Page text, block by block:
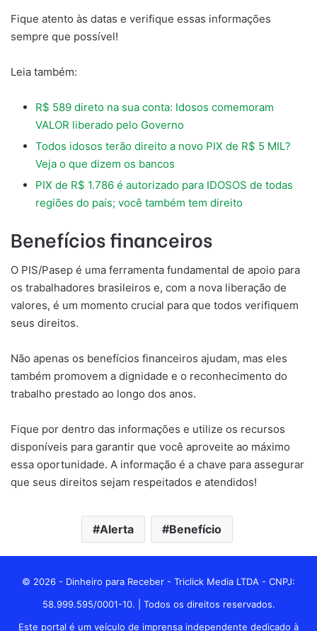
Fique atento às datas e verifique essas informações
sempre que possível!
Leia também:
R$ 589 direto na sua conta: Idosos comemoram
VALOR liberado pelo Governo
Todos idosos terão direito a novo PIX de R$ 5 MIL?
Veja o que dizem os bancos
PIX de R$ 1.786 é autorizado para IDOSOS de todas
regiões do país; você também tem direito
Benefícios financeiros
O PIS/Pasep é uma ferramenta fundamental de apoio para
os trabalhadores brasileiros e, com a nova liberação de
valores, é um momento crucial para que todos verifiquem
seus direitos.
Não apenas os benefícios financeiros ajudam, mas eles
também promovem a dignidade e o reconhecimento do
trabalho prestado ao longo dos anos.
Fique por dentro das informações e utilize os recursos
disponíveis para garantir que você aproveite ao máximo
essa oportunidade. A informação é a chave para assegurar
que seus direitos sejam respeitados e atendidos!
Alerta Benefício
© 2026 - Dinheiro para Receber - Triclick Media LTDA - CNPJ:
58.999.595/0001-10. | Todos os direitos reservados.
Este portal é um veículo de imprensa independente dedicado à